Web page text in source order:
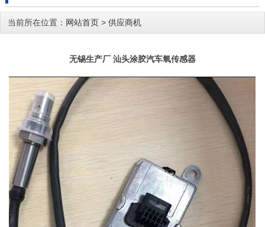
当前所在位置： 网站首页 > 供应商机
无锡生产厂 汕头涂胶汽车氧传感器